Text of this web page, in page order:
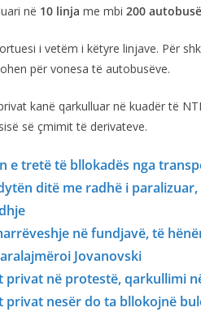
në 10 linja me mbi 200
i vetëm i këtyre linjave. Për
për vonesa të autobusëve.
kanë qarkulluar në kuadër të
së çmimit të derivateve.
e tretë të bllokadës nga
ditë me radhë i
në fundjavë, të
Jovanovski
privat në protestë, qarkullimi
nesër do ta bllokojnë